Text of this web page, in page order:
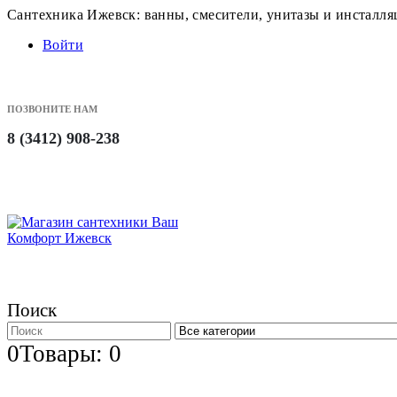
Сантехника Ижевск: ванны, смесители, унитазы и
Войти
ПОЗВОНИТЕ НАМ
8 (3412) 908-238
Поиск
0Товары: 0